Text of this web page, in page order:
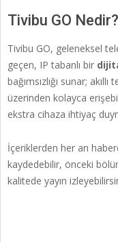
Tivibu GO Nedir?
Tivibu GO, geleneksel
geçen, IP tabanlı bir
bağımsızlığı sunar;
üzerinden kolayca
ekstra cihaza ihtiyaç
İçeriklerden her an
kaydedebilir, önceki
kalitede yayın